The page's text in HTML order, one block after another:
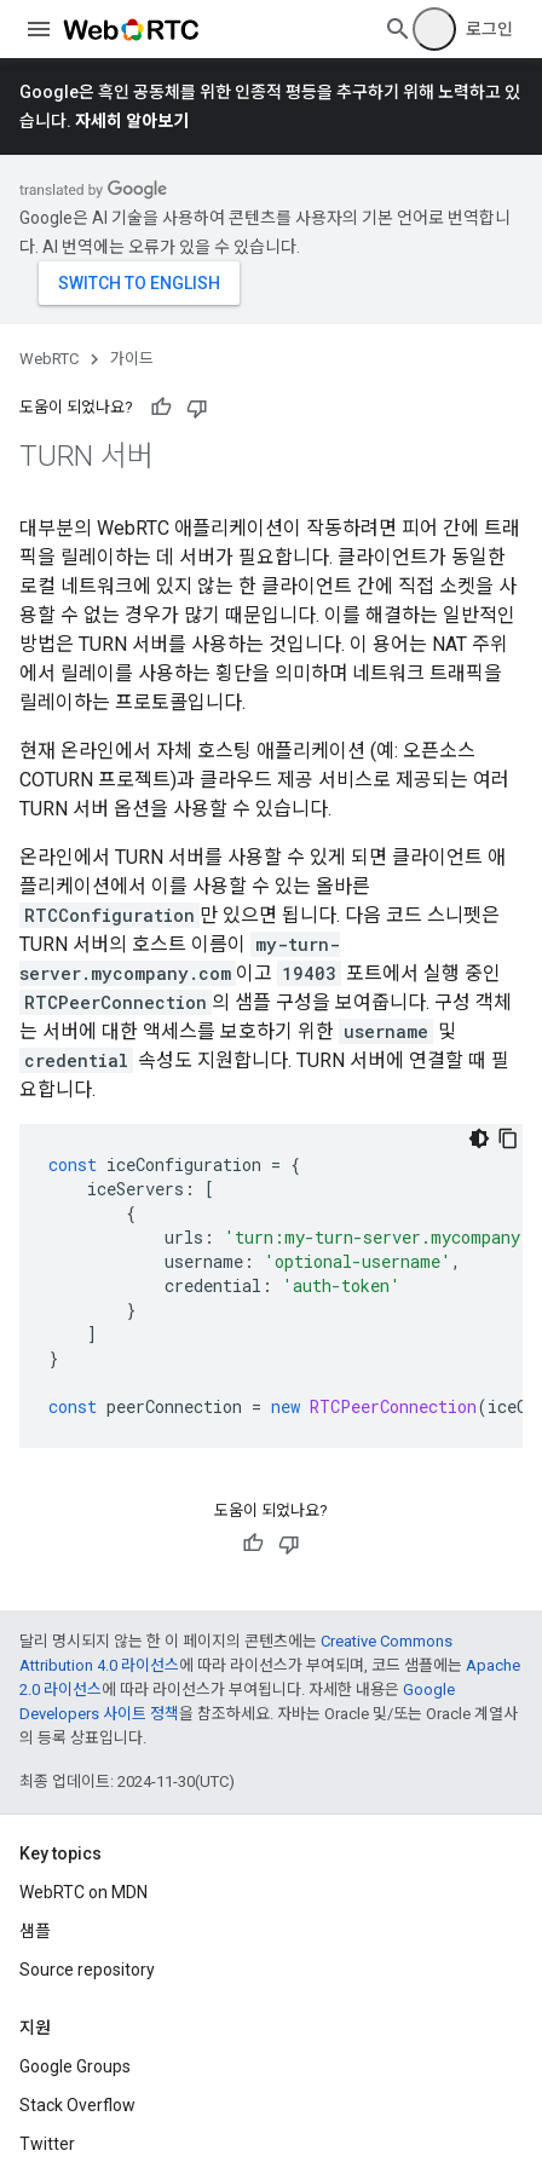
로그인
Google은 흑인 공동체를 위한 인종적 평등을 추구하기 위해 노력하고 있
습니다. 자세히 알아보기
Google은 AI 기술을 사용하여 콘텐츠를 사용자의 기본 언어로 번역합니
다. AI 번역에는 오류가 있을 수 있습니다.
WebRTC 가이드
도움이 되었나요?
TURN 서버
대부분의 WebRTC 애플리케이션이 작동하려면 피어 간에 트래
픽을 릴레이하는 데 서버가 필요합니다. 클라이언트가 동일한
로컬 네트워크에 있지 않는 한 클라이언트 간에 직접 소켓을 사
용할 수 없는 경우가 많기 때문입니다. 이를 해결하는 일반적인
방법은 TURN 서버를 사용하는 것입니다. 이 용어는 NAT 주위
에서 릴레이를 사용하는 횡단을 의미하며 네트워크 트래픽을
릴레이하는 프로토콜입니다.
현재 온라인에서 자체 호스팅 애플리케이션 (예: 오픈소스
COTURN 프로젝트)과 클라우드 제공 서비스로 제공되는 여러
TURN 서버 옵션을 사용할 수 있습니다.
온라인에서 TURN 서버를 사용할 수 있게 되면 클라이언트 애
플리케이션에서 이를 사용할 수 있는 올바른
RTCConfiguration 만 있으면 됩니다. 다음 코드 스니펫은
TURN 서버의 호스트 이름이
my-turn-
server.mycompany.com 이고 19403 포트에서 실행 중인
RTCPeerConnection 의 샘플 구성을 보여줍니다. 구성 객체
는 서버에 대한 액세스를 보호하기 위한 username 및
credential 속성도 지원합니다. TURN 서버에 연결할 때 필
요합니다.
const iceConfiguration = {
iceServers :
[
{
urls :
'turn:my-turn-
username : 'optional-username' ,
credential :
'auth-token'
}
]
}
const peerConnection = new RTCPeerConnection(
도움이 되었나요?
달리 명시되지 않는 한 이 페이지의 콘텐츠에는 Creative Commons
Attribution 4.0 라이선스에 따라 라이선스가 부여되며, 코드 샘플에는 Apache
2.0 라이선스에 따라 라이선스가 부여됩니다. 자세한 내용은 Google
Developers 사이트 정책을 참조하세요. 자바는 Oracle 및/또는 Oracle 계열사
의 등록 상표입니다.
최종 업데이트: 2024-11-30(UTC)
Key topics
WebRTC on MDN
샘플
Source repository
지원
Google Groups
Stack Overflow
Twitter